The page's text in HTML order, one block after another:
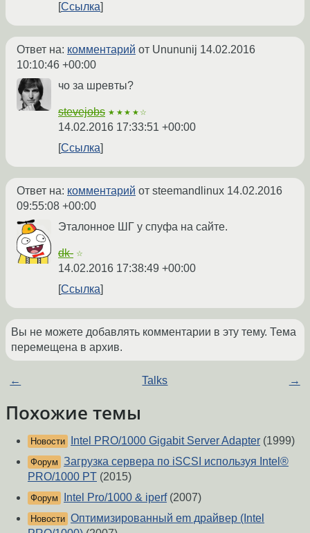
Ссылка
Ответ на: комментарий от Unununij 14.02.2016
10:10:46 +00:00
чо за шревты?
stevejobs ★★★★☆
14.02.2016 17:33:51 +00:00
Ссылка
Ответ на: комментарий от steemandlinux 14.02.2016
09:55:08 +00:00
Эталонное ШГ у спуфа на сайте.
dk- ☆
14.02.2016 17:38:49 +00:00
Ссылка
Вы не можете добавлять комментарии в эту тему. Тема
перемещена в архив.
← Talks →
Похожие темы
Новости Intel PRO/1000 Gigabit Server Adapter (1999)
Форум Загрузка сервера по iSCSI используя Intel®
PRO/1000 PT (2015)
Форум Intel Pro/1000 & iperf(2007)
Новости Оптимизированный em драйвер (Intel